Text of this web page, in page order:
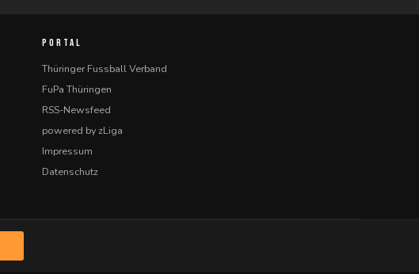
PORTAL
Thüringer Fussball Verband
FuPa Thüringen
RSS-Newsfeed
powered by zLiga
Impressum
Datenschutz